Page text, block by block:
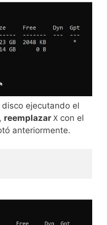
ejecutando el
reemplazar X con el
anteriormente.